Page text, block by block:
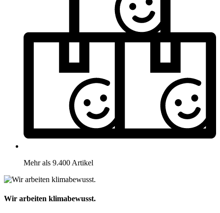
Mehr als 9.400 Artikel
Wir arbeiten klimabewusst.